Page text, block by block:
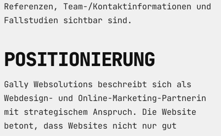
Referenzen, Team-/Kontaktinformationen und
Fallstudien sichtbar sind.
POSITIONIERUNG
Gally Websolutions beschreibt sich als
Webdesign- und Online-Marketing-Partnerin
mit strategischem Anspruch. Die Website
betont, dass Websites nicht nur gut